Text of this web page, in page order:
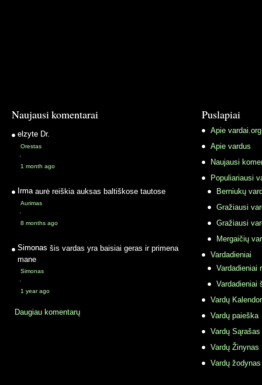
Naujausi komentarai
elzyte Dr.
Orestas
·
1 month ago
Irma aurė reiškia auksas baltiškose tautose
Aurimas
·
8 months ago
Simonas šis vardas yra baisiai geras ir primena
mane
Simonas
·
1 year ago
Daugiau komentarų
Puslapiai
Apie vardai.org
Apie vardus
Naujausi
Populiariausi
Berniukų
Gražiausi
Gražiausi
Mergaičių
Vardadieniai
Vardadieniai
Vardadieniai
Vardų
Vardų paieška
Vardų Sąrašas
Vardų Žinynas
Vardų